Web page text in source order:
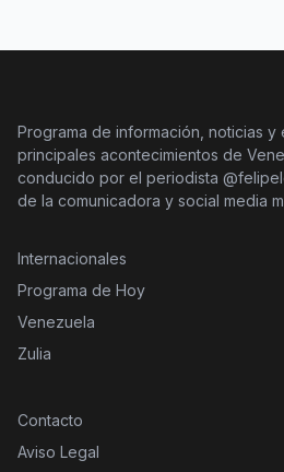
Programa de información, noticias
principales acontecimientos de
conducido por el periodista
de la comunicadora y social media
Internacionales
Programa de Hoy
Venezuela
Zulia
Contacto
Aviso Legal